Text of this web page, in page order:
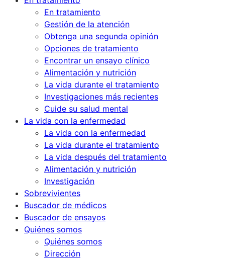
En tratamiento
Gestión de la atención
Obtenga una segunda opinión
Opciones de tratamiento
Encontrar un ensayo clínico
Alimentación y nutrición
La vida durante el tratamiento
Investigaciones más recientes
Cuide su salud mental
La vida con la enfermedad
La vida con la enfermedad
La vida durante el tratamiento
La vida después del tratamiento
Alimentación y nutrición
Investigación
Sobrevivientes
Buscador de médicos
Buscador de ensayos
Quiénes somos
Quiénes somos
Dirección